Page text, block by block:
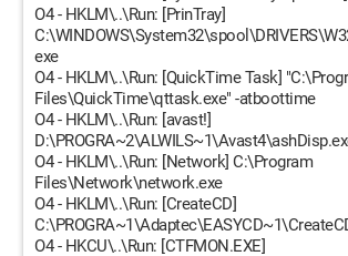
O4 - HKLM\..\Run: [PrinTray]
exe
O4 - HKLM\..\Run: [QuickTime Task]
Files\QuickTime\qttask.exe" -atboottime
O4 - HKLM\..\Run: [avast!]
O4 - HKLM\..\Run: [Network] C:\Program
Files\Network\network.exe
O4 - HKLM\..\Run: [CreateCD]
O4 - HKCU\..\Run: [CTFMON.EXE]